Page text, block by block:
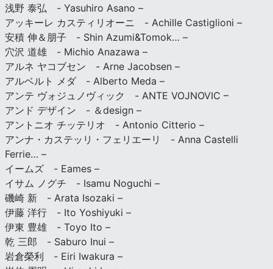
浅野 泰弘 - Yasuhiro Asano –
アッキーレ カスティリオーニ - Achille Castiglioni –
安積 伸＆朋子 - Shin Azumi&Tomok… –
穴沢 道雄 - Michio Anazawa –
アルネ ヤコブセン - Arne Jacobsen –
アルベルト メダ - Alberto Meda –
アンテ ヴォジュノヴィック - ANTE VOJNOVIC –
アンド デザイン - ＆design –
アントニオ チッテリオ - Antonio Citterio –
アンナ・カステッリ・フェリエーリ - Anna Castelli
Ferrie… –
イームズ - Eames –
イサム ノグチ - Isamu Noguchi –
磯崎 新 - Arata Isozaki –
伊藤 洋行 - Ito Yoshiyuki –
伊東 豊雄 - Toyo Ito –
乾 三郎 - Saburo Inui –
岩倉榮利 - Eiri Iwakura –